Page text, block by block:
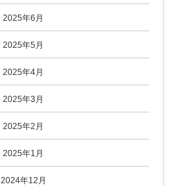
2025年6月
2025年5月
2025年4月
2025年3月
2025年2月
2025年1月
2024年12月